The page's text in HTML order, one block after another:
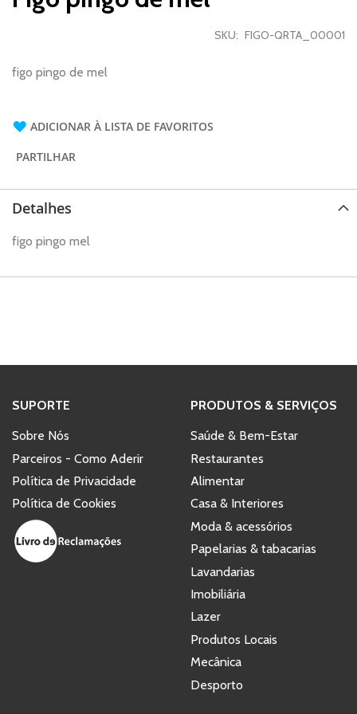
SKU FIGO-QRTA_00001
figo pingo de mel
ADICIONAR À LISTA DE FAVORITOS
PARTILHAR
início
imagens
Detalhes
figo pingo mel
SUPORTE
Sobre Nós
Parceiros - Como Aderir
Política de Privacidade
Política de Cookies
PRODUTOS & SERVIÇOS
Saúde & Bem-Estar
Restaurantes
Alimentar
Casa & Interiores
Moda & acessórios
Papelarias & tabacarias
Lavandarias
Imobiliária
Lazer
Produtos Locais
Mecânica
Desporto